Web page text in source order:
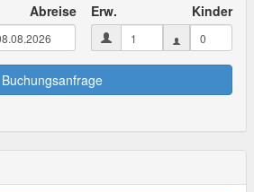
Abreise Erw. Kinder
Buchungsanfrage